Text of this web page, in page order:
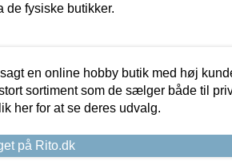
de fysiske butikker.
en online hobby butik med høj
sortiment som de sælger både til
her for at se deres udvalg.
på Rito.dk